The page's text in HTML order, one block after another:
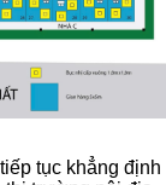
tục khẳng định